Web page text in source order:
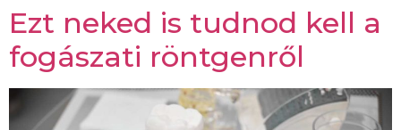
Ezt neked is tudnod kell a
fogászati röntgenről